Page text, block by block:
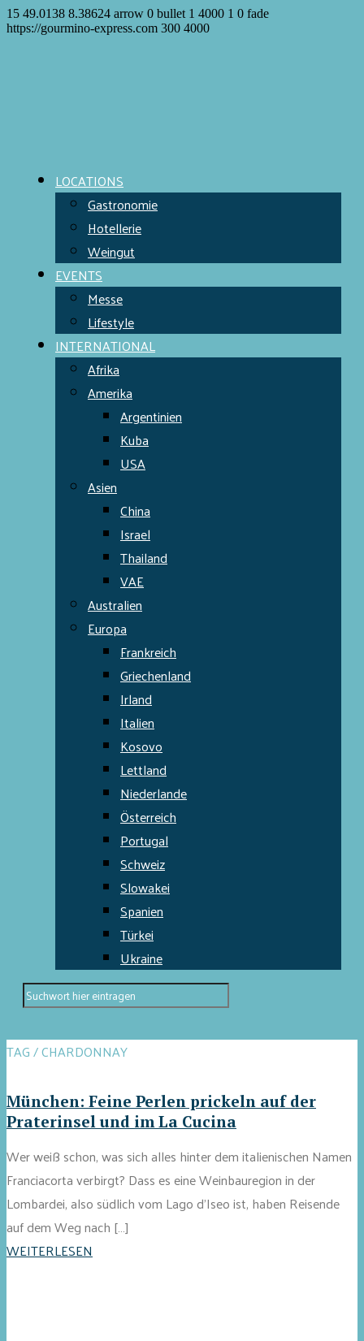
15 49.0138 8.38624 arrow 0 bullet 1 4000 1 0 fade
https://gourmino-express.com 300 4000
LOCATIONS
Gastronomie
Hotellerie
Weingut
EVENTS
Messe
Lifestyle
INTERNATIONAL
Afrika
Amerika
Argentinien
Kuba
USA
Asien
China
Israel
Thailand
VAE
Australien
Europa
Frankreich
Griechenland
Irland
Italien
Kosovo
Lettland
Niederlande
Österreich
Portugal
Schweiz
Slowakei
Spanien
Türkei
Ukraine
TAG / CHARDONNAY
München: Feine Perlen prickeln auf der
Praterinsel und im La Cucina
Wer weiß schon, was sich alles hinter dem italienischen Namen
Franciacorta verbirgt? Dass es eine Weinbauregion in der
Lombardei, also südlich vom Lago d'Iseo ist, haben Reisende
auf dem Weg nach […]
WEITERLESEN